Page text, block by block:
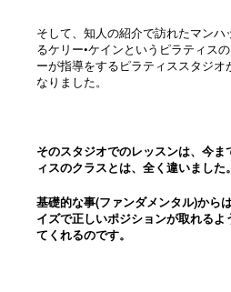
そして、知人の紹介で訪れたマン
るケリー•ケインというピラティス
ーが指導をするピラティススタジ
なりました。
そのスタジオでのレッスンは、今
ィスのクラスとは、全く違いました。
基礎的な事(ファンダメンタル)から
イズで正しいポジションが取れるよ
てくれるのです。